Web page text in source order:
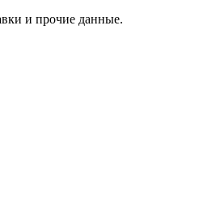
и прочие данные.